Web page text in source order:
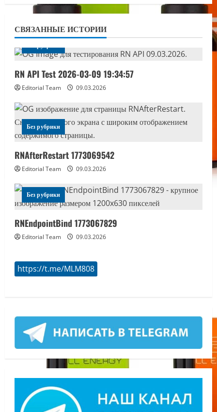
СВЯЗАННЫЕ ИСТОРИИ
RN API Test 2026-03-09 19:34:57
Editorial Team 09.03.2026
Без рубрики
RNAfterRestart 1773069542
Editorial Team 09.03.2026
Без рубрики
RNEndpointBind 1773067829
Editorial Team 09.03.2026
https://t.me/MLM808